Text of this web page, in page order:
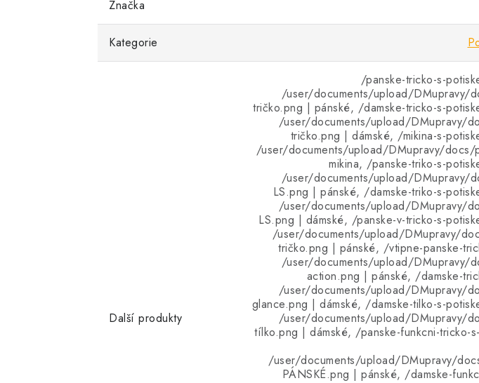
Značka
Kategorie
Další produkty
/panske-tricko-s-
/user/documents/upload/DMupravy/
tričko.png | pánské, /damske-tricko-s-
/user/documents/upload/DMupravy/
tričko.png | dámské, /mikina-s-
/user/documents/upload/DMupravy/docs/
mikina, /panske-triko-s-
/user/documents/upload/DMupravy/
LS.png | pánské, /damske-triko-s-
/user/documents/upload/DMupravy/
LS.png | dámské, /panske-v-tricko-s-
/user/documents/upload/DMupravy/
tričko.png | pánské, /vtipne-panske-
/user/documents/upload/DMupravy/
action.png | pánské, /damske-
/user/documents/upload/DMupravy/
glance.png | dámské, /damske-tilko-s-
/user/documents/upload/DMupravy/
tílko.png | dámské, /panske-funkcni-tricko-
/user/documents/upload/DMupravy/
PÁNSKÉ.png | pánské, /damske-